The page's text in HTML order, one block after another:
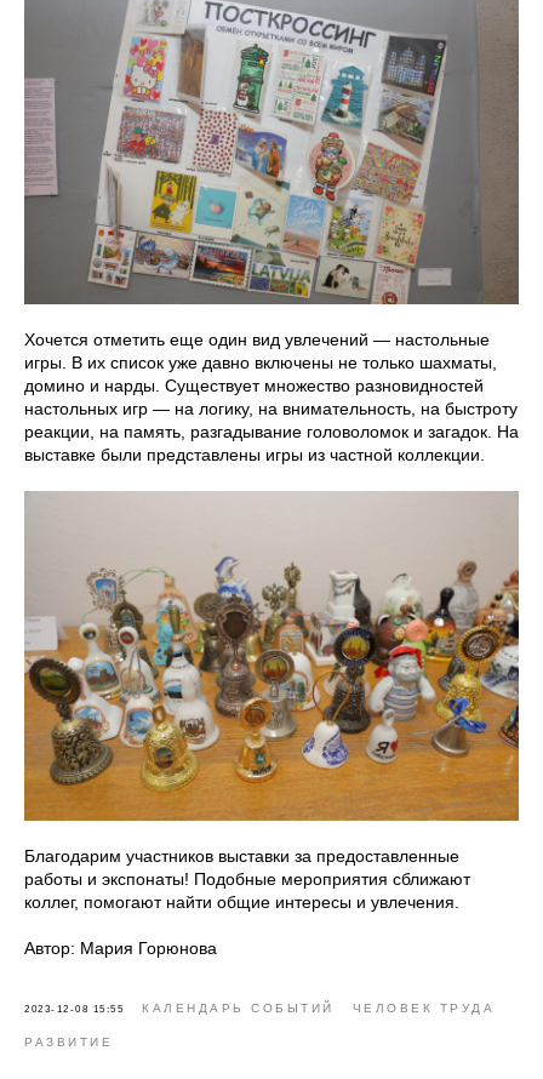
Хочется отметить еще один вид увлечений — настольные
игры. В их список уже давно включены не только шахматы,
домино и нарды. Существует множество разновидностей
настольных игр — на логику, на внимательность, на быстроту
реакции, на память, разгадывание головоломок и загадок. На
выставке были представлены игры из частной коллекции.
Благодарим участников выставки за предоставленные
работы и экспонаты! Подобные мероприятия сближают
коллег, помогают найти общие интересы и увлечения.
Автор: Мария Горюнова
2023-12-08 15:55 КАЛЕНДАРЬ СОБЫТИЙ ЧЕЛОВЕК ТРУДА
РАЗВИТИЕ